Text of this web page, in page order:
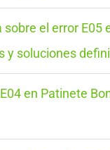
sobre el error E05
y soluciones
en Patinete